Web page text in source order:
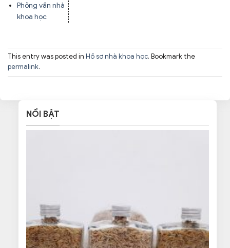
Phỏng vấn nhà
khoa học
This entry was posted in Hồ sơ nhà khoa học. Bookmark the
permalink.
NỔI BẬT